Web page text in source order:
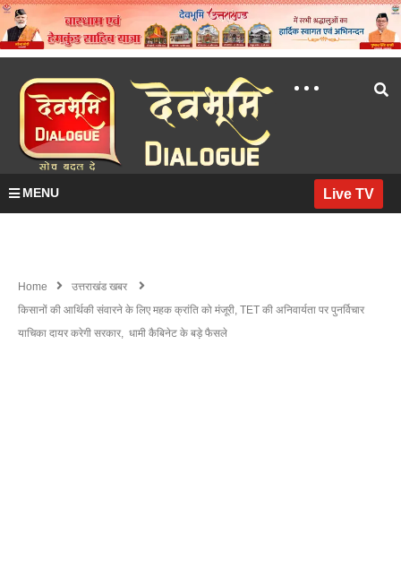
MENU Live TV
Home
उत्तराखंड खबर
किसानों की आर्थिकी संवारने के लिए महक क्रांति को मंजूरी, TET की अनिवार्यता पर पुनर्विचार
याचिका दायर करेगी सरकार, धामी कैबिनेट के बड़े फैसले